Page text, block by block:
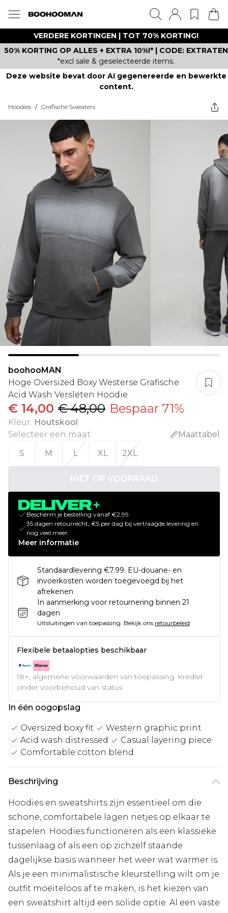
VERDERE KORTINGEN | TOT 70% KORTING!
50% KORTING OP ALLES + EXTRA 10%!* | CODE: EXTRATEN
*excl sale & geselecteerde items.
Deze website bevat door AI gegenereerde en bewerkte
content.
Hoodies / Grafische Sweaters
boohooMAN
Hoge Oversized Boxy Westerse Grafische
Acid Wash Versleten Hoodie
€ 14,00 € 48,00 Bespaar 71%
Kleur: Houtskool
Selecteer een maat:
Maattabel
S
M L XL 2XL
NIET OP VOORRAAD
Bescherm je bestelling vanaf €2,99.
35 dagen retourrecht, €5 per dag bij vertraagde levering en
nog veel meer.
Meer informatie
Standaardlevering €7.99. EU-douane- en
invoerkosten worden toegevoegd bij het
afrekenen
In aanmerking voor retournering binnen 21
dagen
Uitsluitingen van toepassing. Bekijk ons retourbeleid
Flexibele betaalopties beschikbaar
18+, algemene voorwaarden van toepassing. Krediet
onder voorbehoud van status
In één oogopslag
Oversized boxy fit
Western graphic print
Acid wash distressed
Casual layering piece
Comfortable cotton blend
Beschrijving
Hoodies en sweatshirts zijn essentieel om die
schone, comfortabele lagen netjes op elkaar te
stapelen. Hoodies functioneren als een klassieke
tussenlaag of als een op zichzelf staande
dagelijkse basis wanneer het weer wat warmer is.
Als je een minimalistische kleurstelling wilt om je
outfit moeiteloos af te maken, is het kiezen van
een sweatshirt altijd een solide optie. Al een vaste